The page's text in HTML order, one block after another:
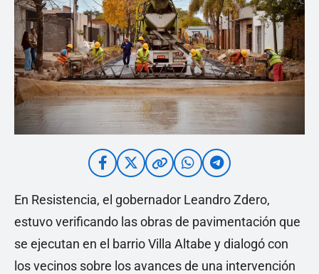
En Resistencia, el gobernador Leandro Zdero,
estuvo verificando las obras de pavimentación que
se ejecutan en el barrio Villa Altabe y dialogó con
los vecinos sobre los avances de una intervención